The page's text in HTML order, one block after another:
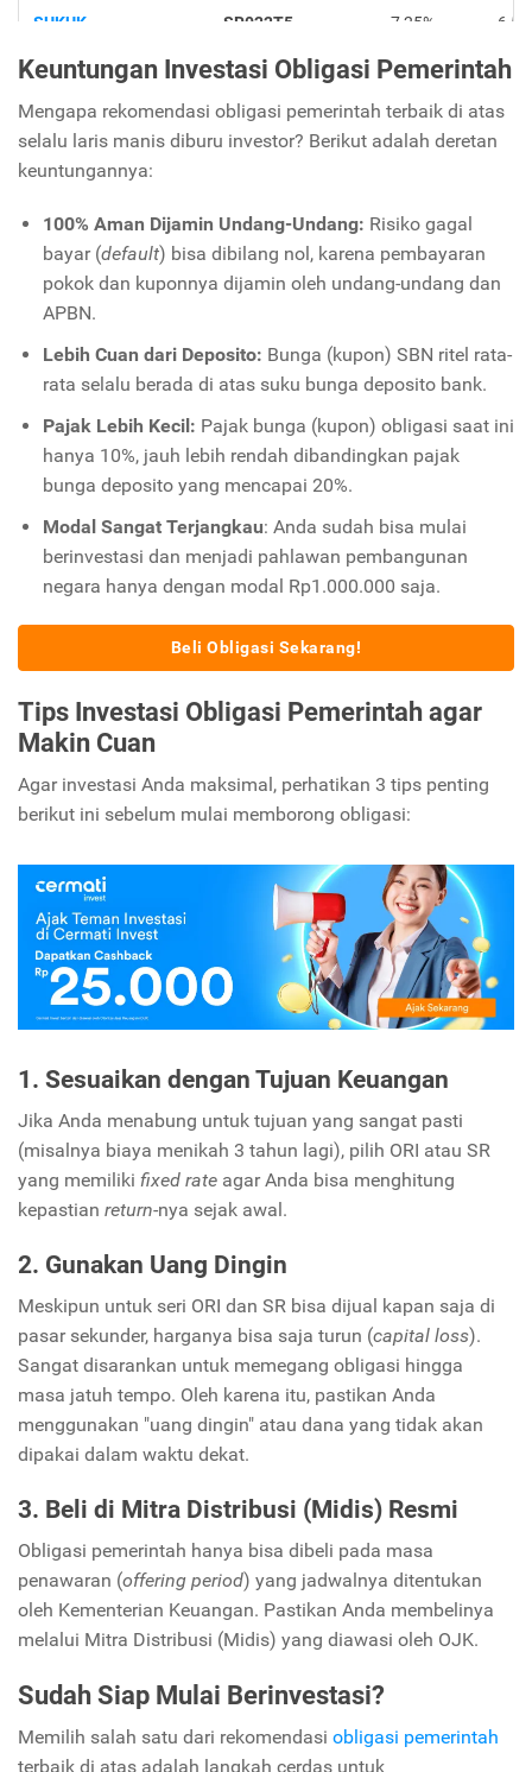
Keuntungan Investasi Obligasi Pemerintah
Mengapa rekomendasi obligasi pemerintah terbaik di atas
selalu laris manis diburu investor? Berikut adalah deretan
keuntungannya:
100% Aman Dijamin Undang-Undang: Risiko gagal
bayar (default) bisa dibilang nol, karena pembayaran
pokok dan kuponnya dijamin oleh undang-undang dan
APBN.
Lebih Cuan dari Deposito: Bunga (kupon) SBN ritel rata-
rata selalu berada di atas suku bunga deposito bank.
Pajak Lebih Kecil: Pajak bunga (kupon) obligasi saat ini
hanya 10%, jauh lebih rendah dibandingkan pajak
bunga deposito yang mencapai 20%.
Modal Sangat Terjangkau: Anda sudah bisa mulai
berinvestasi dan menjadi pahlawan pembangunan
negara hanya dengan modal Rp1.000.000 saja.
Beli Obligasi Sekarang!
Tips Investasi Obligasi Pemerintah agar
Makin Cuan
Agar investasi Anda maksimal, perhatikan 3 tips penting
berikut ini sebelum mulai memborong obligasi:
1. Sesuaikan dengan Tujuan Keuangan
Jika Anda menabung untuk tujuan yang sangat pasti
(misalnya biaya menikah 3 tahun lagi), pilih ORI atau SR
yang memiliki fixed rate agar Anda bisa menghitung
kepastian return-nya sejak awal.
2. Gunakan Uang Dingin
Meskipun untuk seri ORI dan SR bisa dijual kapan saja di
pasar sekunder, harganya bisa saja turun (capital loss).
Sangat disarankan untuk memegang obligasi hingga
masa jatuh tempo. Oleh karena itu, pastikan Anda
menggunakan "uang dingin" atau dana yang tidak akan
dipakai dalam waktu dekat.
3. Beli di Mitra Distribusi (Midis) Resmi
Obligasi pemerintah hanya bisa dibeli pada masa
penawaran (offering period) yang jadwalnya ditentukan
oleh Kementerian Keuangan. Pastikan Anda membelinya
melalui Mitra Distribusi (Midis) yang diawasi oleh OJK.
Sudah Siap Mulai Berinvestasi?
Memilih salah satu dari rekomendasi obligasi pemerintah
terbaik di atas adalah langkah cerdas untuk